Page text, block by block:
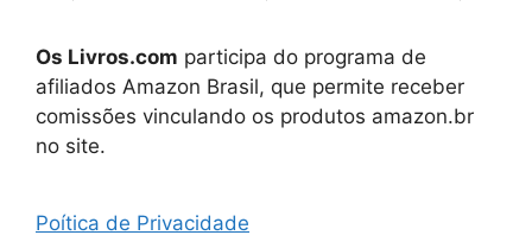
Os Livros.com participa do programa de
afiliados Amazon Brasil, que permite receber
comissões vinculando os produtos amazon.br
no site.
Poítica de Privacidade